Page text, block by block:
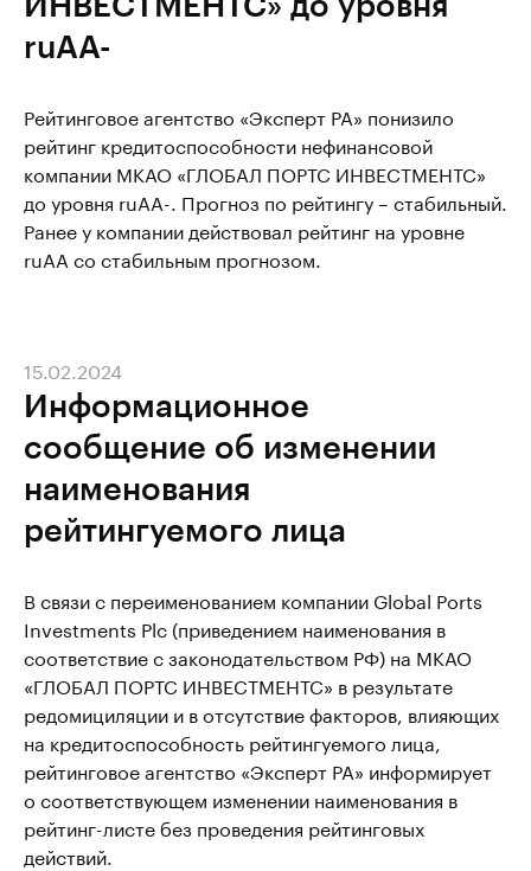
ruAA-
Рейтинговое агентство «Эксперт РА» понизило
рейтинг кредитоспособности нефинансовой
компании МКАО «ГЛОБАЛ ПОРТС ИНВЕСТМЕНТС»
до уровня ruAA-. Прогноз по рейтингу – стабильный.
Ранее у компании действовал рейтинг на уровне
ruAA со стабильным прогнозом.
Информационное
сообщение об изменении
наименования
рейтингуемого лица
15.02.2024
В связи с переименованием компании Global Ports
Investments Plc (приведением наименования в
соответствие с законодательством РФ) на МКАО
«ГЛОБАЛ ПОРТС ИНВЕСТМЕНТС» в результате
редомициляции и в отсутствие факторов, влияющих
на кредитоспособность рейтингуемого лица,
рейтинговое агентство «Эксперт РА» информирует
о соответствующем изменении наименования в
рейтинг-листе без проведения рейтинговых
действий.